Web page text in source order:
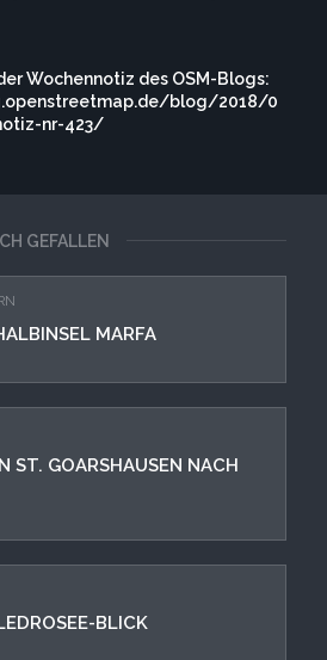
GEFALLEN
MARFA
ST. GOARSHAUSEN NACH
BLICK
Wochennotiz des OSM-Blogs:
blog/2018/0
nr-423/